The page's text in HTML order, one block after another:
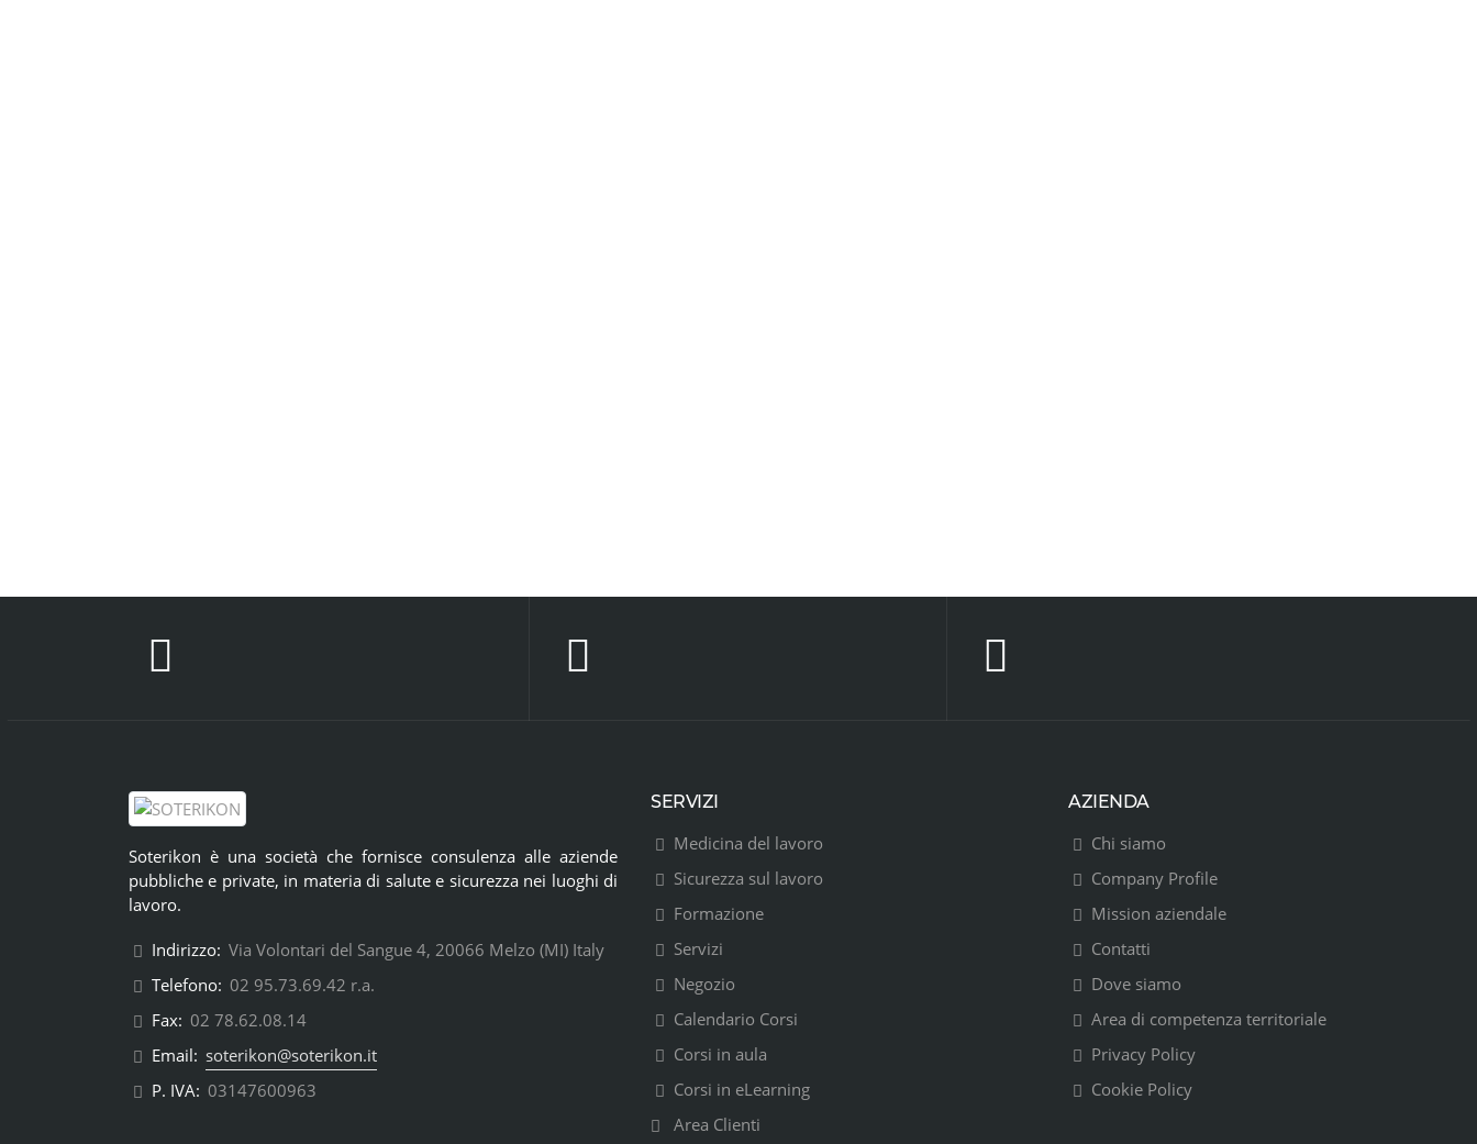
Soterikon è una società che fornisce consulenza alle aziende
pubbliche e private, in materia di salute e sicurezza nei luoghi di
lavoro.
Indirizzo: Via Volontari del Sangue 4, 20066 Melzo (MI) Italy
Telefono: 02 95.73.69.42 r.a.
Fax: 02 78.62.08.14
Email: soterikon@soterikon.it
P. IVA: 03147600963
SERVIZI
Medicina del lavoro
Sicurezza sul lavoro
Formazione
Servizi
Negozio
Calendario Corsi
Corsi in aula
Corsi in eLearning
Area Clienti
AZIENDA
Chi siamo
Company Profile
Mission aziendale
Contatti
Dove siamo
Area di competenza territoriale
Privacy Policy
Cookie Policy